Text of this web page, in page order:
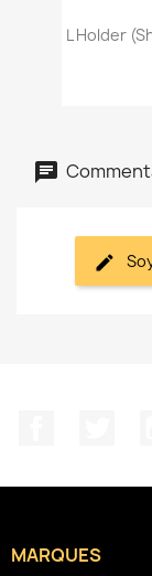
L Holder
MARQUES